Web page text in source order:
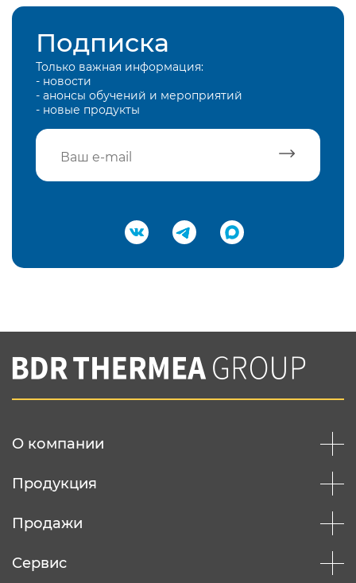
Подписка
Только важная информация:
- новости
- анонсы обучений и мероприятий
- новые продукты
Подтвердить e-mail
Вы соглашаетесь с нашей политикой
конфеденциальности
О компании
Продукция
Продажи
Сервис